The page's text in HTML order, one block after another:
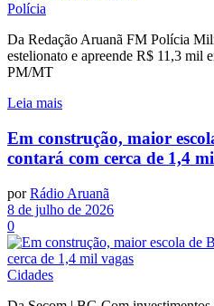
Polícia
Da Redação Aruanã FM Polícia
estelionato e apreende R$ 11,3 mil
PM/MT
Leia mais
Em construção, maior
contará com cerca de 1,4
por Rádio Aruanã
8 de julho de 2026
0
Cidades